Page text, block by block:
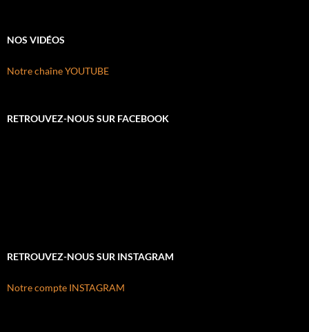
NOS VIDÉOS
Notre chaîne YOUTUBE
RETROUVEZ-NOUS SUR FACEBOOK
RETROUVEZ-NOUS SUR INSTAGRAM
Notre compte INSTAGRAM